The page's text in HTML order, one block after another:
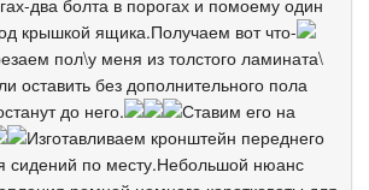
крышкой ящика.Получаем вот что-
пол\у меня из толстого ламината\
оставить без дополнительного пола
до него.
Ставим его на
Изготавливаем кронштейн переднего
сидений по месту.Небольшой нюанс